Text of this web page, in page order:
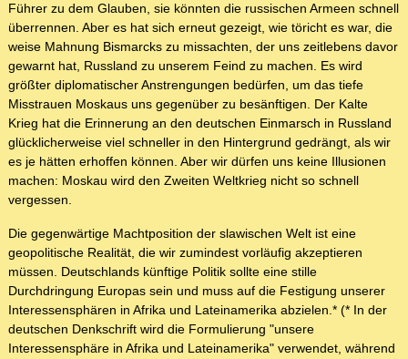
Führer zu dem Glauben, sie könnten die russischen Armeen schnell
überrennen. Aber es hat sich erneut gezeigt, wie töricht es war, die
weise Mahnung Bismarcks zu missachten, der uns zeitlebens davor
gewarnt hat, Russland zu unserem Feind zu machen. Es wird
größter diplomatischer Anstrengungen bedürfen, um das tiefe
Misstrauen Moskaus uns gegenüber zu besänftigen. Der Kalte
Krieg hat die Erinnerung an den deutschen Einmarsch in Russland
glücklicherweise viel schneller in den Hintergrund gedrängt, als wir
es je hätten erhoffen können. Aber wir dürfen uns keine Illusionen
machen: Moskau wird den Zweiten Weltkrieg nicht so schnell
vergessen.
Die gegenwärtige Machtposition der slawischen Welt ist eine
geopolitische Realität, die wir zumindest vorläufig akzeptieren
müssen. Deutschlands künftige Politik sollte eine stille
Durchdringung Europas sein und muss auf die Festigung unserer
Interessensphären in Afrika und Lateinamerika abzielen.* (* In der
deutschen Denkschrift wird die Formulierung "unsere
Interessensphäre in Afrika und Lateinamerika" verwendet, während